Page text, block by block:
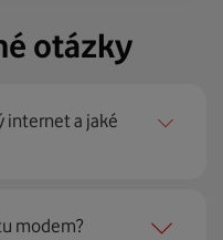
otázky
internet a jaké
modem?